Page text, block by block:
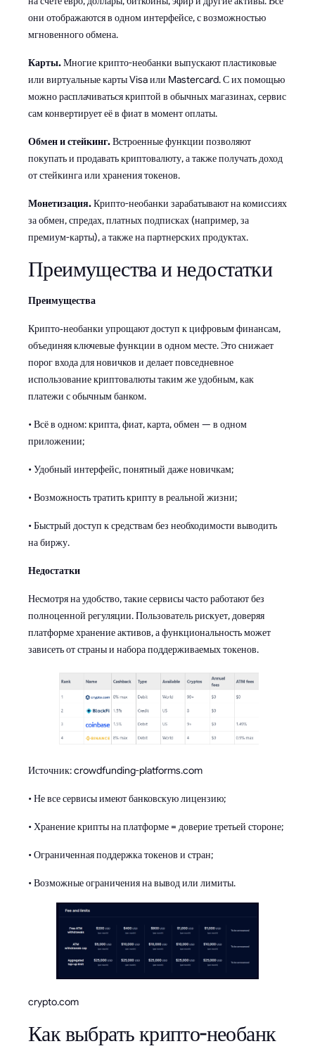
они отображаются в одном интерфейсе, с возможностью
мгновенного обмена.
Карты.Многие крипто-необанки выпускают пластиковые
или виртуальные карты Visa или Mastercard. С их помощью
можно расплачиваться криптой в обычных магазинах, сервис
сам конвертирует её в фиат в момент оплаты.
Обмен и стейкинг.Встроенные функции позволяют
покупать и продавать криптовалюту, а также получать доход
от стейкинга или хранения токенов.
Монетизация.Крипто-необанки зарабатывают на комиссиях
за обмен, спредах, платных подписках (например, за
премиум-карты), а также на партнерских продуктах.
Преимущества и недостатки
Преимущества
Крипто‑необанки упрощают доступ к цифровым финансам,
объединяя ключевые функции в одном месте. Это снижает
порог входа для новичков и делает повседневное
использование криптовалюты таким же удобным, как
платежи с обычным банком.
• Всё в одном: крипта, фиат, карта, обмен — в одном
приложении;
• Удобный интерфейс, понятный даже новичкам;
• Возможность тратить крипту в реальной жизни;
• Быстрый доступ к средствам без необходимости выводить
на биржу.
Недостатки
Несмотря на удобство, такие сервисы часто работают без
полноценной регуляции. Пользователь рискует, доверяя
платформе хранение активов, а функциональность может
зависеть от страны и набора поддерживаемых токенов.
Источник: crowdfunding-platforms.com
• Не все сервисы имеют банковскую лицензию;
• Хранение крипты на платформе = доверие третьей стороне;
• Ограниченная поддержка токенов и стран;
• Возможные ограничения на вывод или лимиты.
crypto.com
Как выбрать крипто-необанк